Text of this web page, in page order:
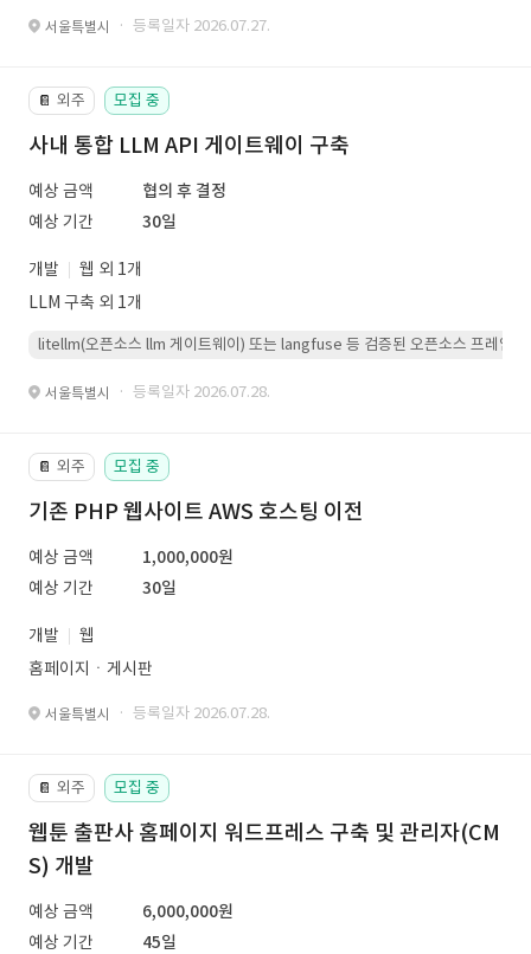
서울특별시 · 등록일자 2026.07.27.
📔 외주 모집 중
사내 통합 LLM API 게이트웨이 구축
예상 금액
협의 후 결정
예상 기간
30일
개발
웹 외 1개
LLM 구축 외 1개
litellm(오픈소스 llm 게이트웨이) 또는 langfuse 등 검증된 오픈소스 프레임워
서울특별시 · 등록일자 2026.07.28.
📔 외주 모집 중
기존 PHP 웹사이트 AWS 호스팅 이전
예상 금액
1,000,000원
예상 기간
30일
개발
웹
홈페이지ㆍ게시판
서울특별시 · 등록일자 2026.07.28.
📔 외주 모집 중
웹툰 출판사 홈페이지 워드프레스 구축 및 관리자(CM
S) 개발
예상 금액
6,000,000원
예상 기간
45일